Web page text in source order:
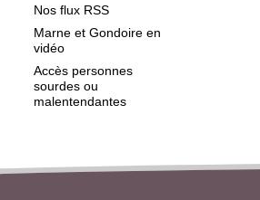
Nos flux RSS
Marne et Gondoire en
vidéo
Accès personnes
sourdes ou
malentendantes